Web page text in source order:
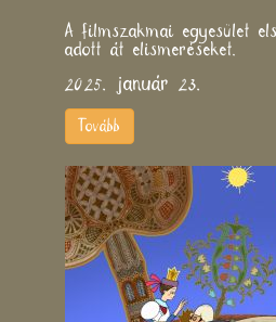
A filmszakmai egyesület
adott át elismeréseket.
2025. január 23.
Tovább